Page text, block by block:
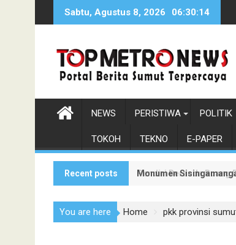
Sabtu, Agustus 8, 2026 06:30:15
NEWS PERISTIWA POLITIK
TOKOH TEKNO E-PAPER
Recent posts Monumen
Pendiri Beranda Ruang
You are here Home pkk provinsi